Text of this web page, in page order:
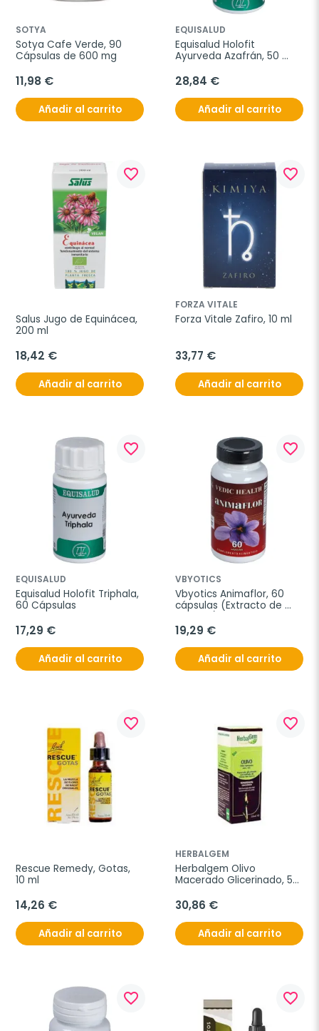
SOTYA
Sotya Cafe Verde, 90
Cápsulas de 600 mg
11,98 €
Añadir al carrito
EQUISALUD
Equisalud Holofit
Ayurveda Azafrán, 50
28,84 €
Añadir al carrito
favorite_border
Salus Jugo de Equinácea,
200 ml
18,42 €
Añadir al carrito
favorite_border
FORZA VITALE
Forza Vitale Zafiro, 10 ml
33,77 €
Añadir al carrito
favorite_border
EQUISALUD
Equisalud Holofit Triphala,
60 Cápsulas
17,29 €
Añadir al carrito
favorite_border
VBYOTICS
Vbyotics Animaflor, 60
cápsulas (Extracto de
19,29 €
Añadir al carrito
favorite_border
Rescue Remedy, Gotas,
10 ml
14,26 €
Añadir al carrito
favorite_border
HERBALGEM
Herbalgem Olivo
Macerado Glicerinado, 50
30,86 €
Añadir al carrito
favorite_border favorite_border